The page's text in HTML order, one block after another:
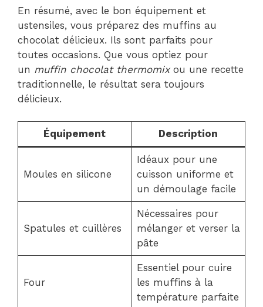
En résumé, avec le bon équipement et
ustensiles, vous préparez des muffins au
chocolat délicieux. Ils sont parfaits pour
toutes occasions. Que vous optiez pour
un muffin chocolat thermomixou une recette
traditionnelle, le résultat sera toujours
délicieux.
Équipement Description
Moules en silicone
Idéaux pour une
cuisson uniforme et
un démoulage facile
Spatules et cuillères
Nécessaires pour
mélanger et verser la
pâte
Four
Essentiel pour cuire
les muffins à la
température parfaite